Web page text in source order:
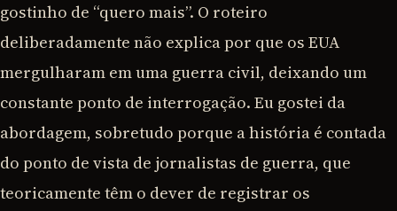
gostinho de “quero mais”. O roteiro
deliberadamente não explica por que os EUA
mergulharam em uma guerra civil, deixando um
constante ponto de interrogação. Eu gostei da
abordagem, sobretudo porque a história é contada
do ponto de vista de jornalistas de guerra, que
teoricamente têm o dever de registrar os